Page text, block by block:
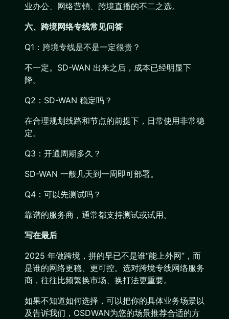
业办公、网络营销、跨境直播的不二之选。
六、跨境网络专线常见问答
Q1：跨境专线是不是一定很贵？
不一定。SD-WAN 出来之后，成本已经明显下
降。
Q2：SD-WAN 稳定吗？
在合理规划线路和节点的前提下，日常使用非常稳
定。
Q3：开通周期多久？
SD-WAN 一般几天到一周即可部署。
Q4：可以先测试吗？
靠谱的服务商，通常都支持测试或试用。
写在最后
2025 年做跨境，拼的早已不是谁“能上外网”，而
是谁的网络更稳、更可控。选对跨境专线网络服务
商，往往比频繁换市场、换打法更重要。
如果不知道如何选择，可以把你的具体业务场景以
及告诉我们，OSDWAN为您的场景推荐合适的方